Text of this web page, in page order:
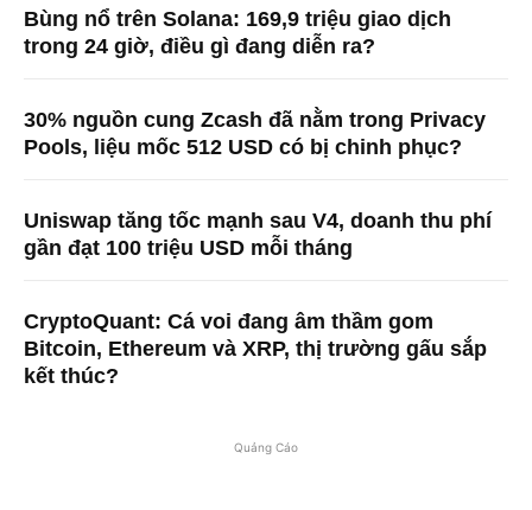
Bùng nổ trên Solana: 169,9 triệu giao dịch
trong 24 giờ, điều gì đang diễn ra?
30% nguồn cung Zcash đã nằm trong Privacy
Pools, liệu mốc 512 USD có bị chinh phục?
Uniswap tăng tốc mạnh sau V4, doanh thu phí
gần đạt 100 triệu USD mỗi tháng
CryptoQuant: Cá voi đang âm thầm gom
Bitcoin, Ethereum và XRP, thị trường gấu sắp
kết thúc?
Quảng Cáo